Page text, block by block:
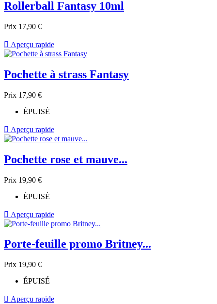
Rollerball Fantasy 10ml
Prix 17,90 €
 Aperçu rapide
Pochette à strass Fantasy
Prix 17,90 €
ÉPUISÉ
 Aperçu rapide
Pochette rose et mauve...
Prix 19,90 €
ÉPUISÉ
 Aperçu rapide
Porte-feuille promo Britney...
Prix 19,90 €
ÉPUISÉ
 Aperçu rapide